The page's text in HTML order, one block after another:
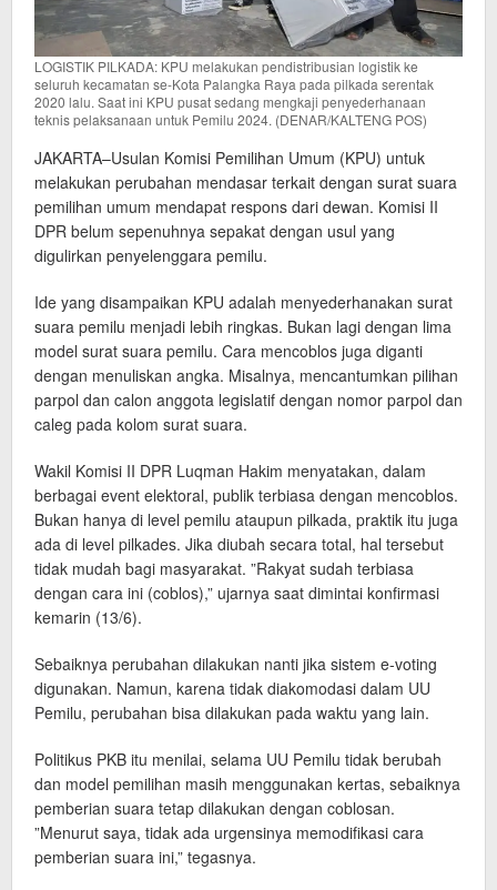
LOGISTIK PILKADA: KPU melakukan pendistribusian logistik ke
seluruh kecamatan se-Kota Palangka Raya pada pilkada serentak
2020 lalu. Saat ini KPU pusat sedang mengkaji penyederhanaan
teknis pelaksanaan untuk Pemilu 2024. (DENAR/KALTENG POS)
JAKARTA–Usulan Komisi Pemilihan Umum (KPU) untuk
melakukan perubahan mendasar terkait dengan surat suara
pemilihan umum mendapat respons dari dewan. Komisi II
DPR belum sepenuhnya sepakat dengan usul yang
digulirkan penyelenggara pemilu.
Ide yang disampaikan KPU adalah menyederhanakan surat
suara pemilu menjadi lebih ringkas. Bukan lagi dengan lima
model surat suara pemilu. Cara mencoblos juga diganti
dengan menuliskan angka. Misalnya, mencantumkan pilihan
parpol dan calon anggota legislatif dengan nomor parpol dan
caleg pada kolom surat suara.
Wakil Komisi II DPR Luqman Hakim menyatakan, dalam
berbagai event elektoral, publik terbiasa dengan mencoblos.
Bukan hanya di level pemilu ataupun pilkada, praktik itu juga
ada di level pilkades. Jika diubah secara total, hal tersebut
tidak mudah bagi masyarakat. ”Rakyat sudah terbiasa
dengan cara ini (coblos),” ujarnya saat dimintai konfirmasi
kemarin (13/6).
Sebaiknya perubahan dilakukan nanti jika sistem e-voting
digunakan. Namun, karena tidak diakomodasi dalam UU
Pemilu, perubahan bisa dilakukan pada waktu yang lain.
Politikus PKB itu menilai, selama UU Pemilu tidak berubah
dan model pemilihan masih menggunakan kertas, sebaiknya
pemberian suara tetap dilakukan dengan coblosan.
”Menurut saya, tidak ada urgensinya memodifikasi cara
pemberian suara ini,” tegasnya.